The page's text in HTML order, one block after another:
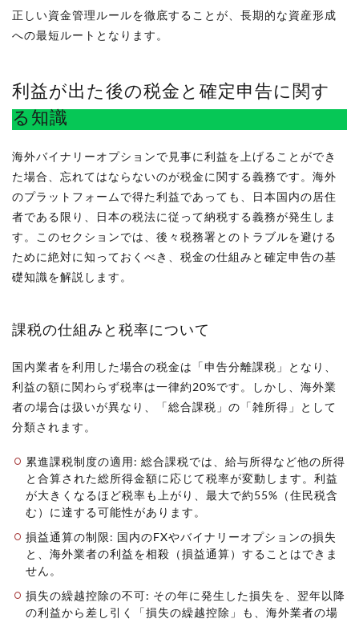
正しい資金管理ルールを徹底することが、長期的な資産形成
への最短ルートとなります。
利益が出た後の税金と確定申告に関す
る知識
海外バイナリーオプションで見事に利益を上げることができ
た場合、忘れてはならないのが税金に関する義務です。海外
のプラットフォームで得た利益であっても、日本国内の居住
者である限り、日本の税法に従って納税する義務が発生しま
す。このセクションでは、後々税務署とのトラブルを避ける
ために絶対に知っておくべき、税金の仕組みと確定申告の基
礎知識を解説します。
課税の仕組みと税率について
国内業者を利用した場合の税金は「申告分離課税」となり、
利益の額に関わらず税率は一律約20%です。しかし、海外業
者の場合は扱いが異なり、「総合課税」の「雑所得」として
分類されます。
累進課税制度の適用: 総合課税では、給与所得など他の所得
と合算された総所得金額に応じて税率が変動します。利益
が大きくなるほど税率も上がり、最大で約55%（住民税含
む）に達する可能性があります。
損益通算の制限: 国内のFXやバイナリーオプションの損失
と、海外業者の利益を相殺（損益通算）することはできま
せん。
損失の繰越控除の不可: その年に発生した損失を、翌年以降
の利益から差し引く「損失の繰越控除」も、海外業者の場